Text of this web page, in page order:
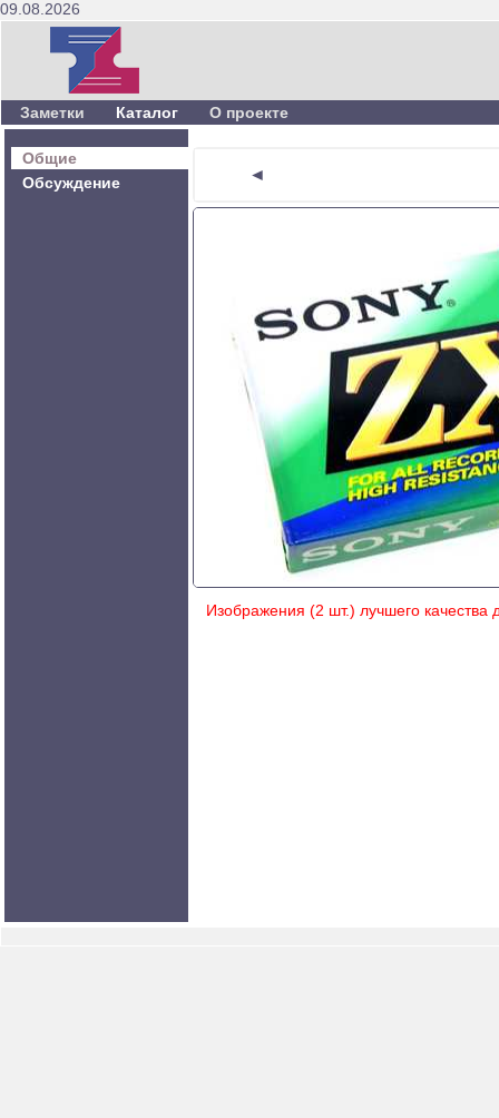
09.08.2026
Заметки Каталог О проекте
Общие
Обсуждение
◄
Изображения (2 шт.) лучшего качества